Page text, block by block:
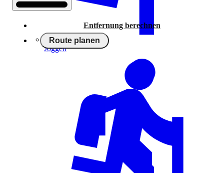
Entfernung berechnen
Route planen
Joggen